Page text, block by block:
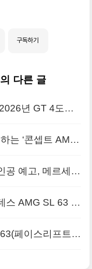
구독하기
다른 글
년 GT 4도어
는 ‘콘셉트 AMG
공 예고, 메르세데
스 AMG SL 63 S
페이스리프트)